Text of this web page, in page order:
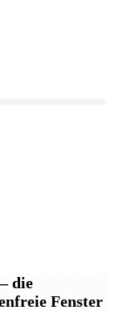
– die
Fenster